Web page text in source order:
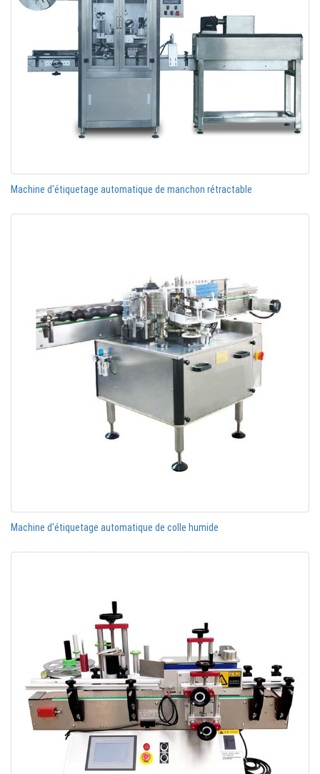
Machine d'étiquetage automatique de manchon rétractable
Machine d'étiquetage automatique de colle humide